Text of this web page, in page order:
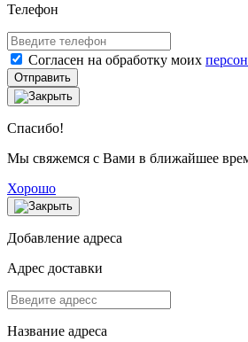
Телефон
Согласен на обработку моих
Отправить
Спасибо!
Мы свяжемся с Вами в ближайшее
Хорошо
Добавление адреса
Адрес доставки
Название адреса